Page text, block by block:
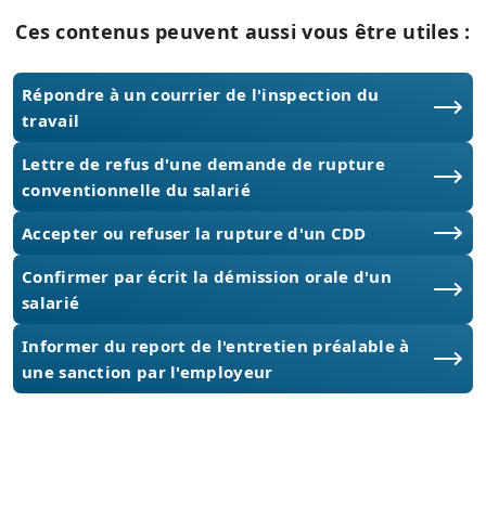
Ces contenus peuvent aussi vous être utiles :
Répondre à un courrier de l'inspection du
travail
Lettre de refus d'une demande de rupture
conventionnelle du salarié
Accepter ou refuser la rupture d'un CDD
Confirmer par écrit la démission orale d'un
salarié
Informer du report de l'entretien préalable à
une sanction par l'employeur